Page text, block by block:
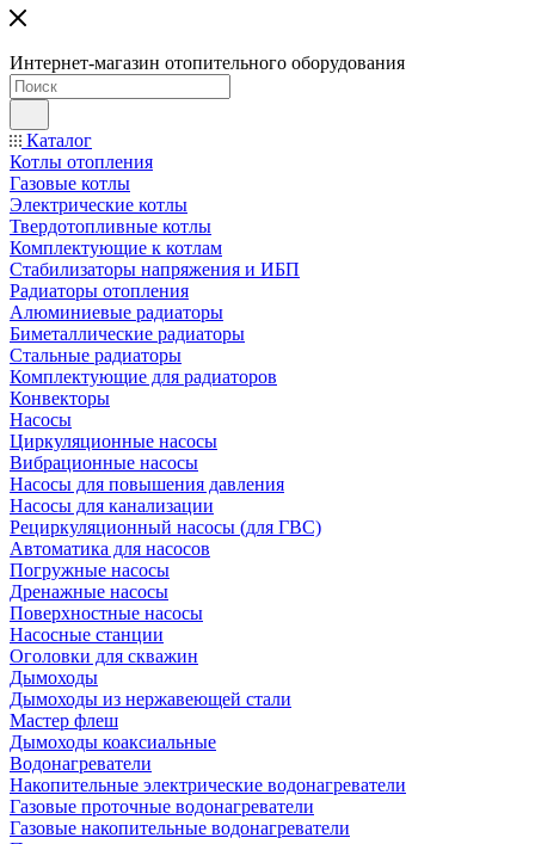
Интернет-магазин отопительного оборудования
Каталог
Котлы отопления
Газовые котлы
Электрические котлы
Твердотопливные котлы
Комплектующие к котлам
Стабилизаторы напряжения и ИБП
Радиаторы отопления
Алюминиевые радиаторы
Биметаллические радиаторы
Стальные радиаторы
Комплектующие для радиаторов
Конвекторы
Насосы
Циркуляционные насосы
Вибрационные насосы
Насосы для повышения давления
Насосы для канализации
Рециркуляционный насосы (для ГВС)
Автоматика для насосов
Погружные насосы
Дренажные насосы
Поверхностные насосы
Насосные станции
Оголовки для скважин
Дымоходы
Дымоходы из нержавеющей стали
Мастер флеш
Дымоходы коаксиальные
Водонагреватели
Накопительные электрические водонагреватели
Газовые проточные водонагреватели
Газовые накопительные водонагреватели